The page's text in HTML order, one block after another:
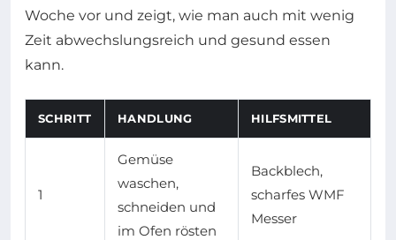
Woche vor und zeigt, wie man auch mit wenig
Zeit abwechslungsreich und gesund essen
kann.
SCHRITT HANDLUNG HILFSMITTEL
1
Gemüse
waschen,
schneiden und
im Ofen rösten
Backblech,
scharfes WMF
Messer